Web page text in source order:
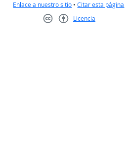
Enlace a nuestro sitio •Citar esta página
Licencia